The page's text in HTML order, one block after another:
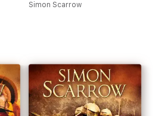
Simon Scarrow